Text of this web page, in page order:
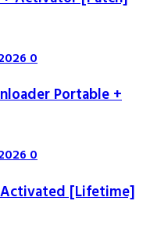
0
Portable +
0
[Lifetime]